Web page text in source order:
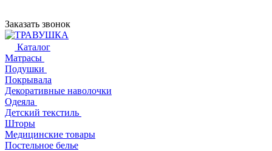
Заказать звонок
Каталог
Матрасы
Подушки
Покрывала
Декоративные наволочки
Одеяла
Детский текстиль
Шторы
Медицинские товары
Постельное белье